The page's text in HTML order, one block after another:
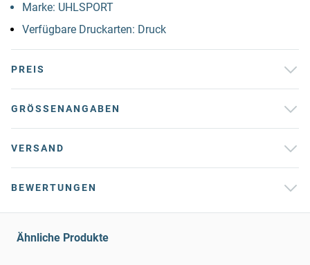
Marke: UHLSPORT
Verfügbare Druckarten: Druck
PREIS
GRÖSSENANGABEN
VERSAND
BEWERTUNGEN
Ähnliche Produkte